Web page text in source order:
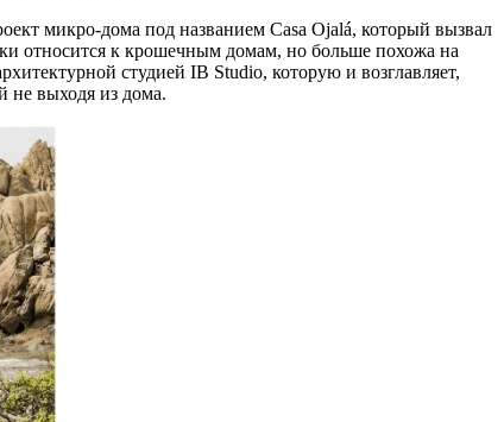
микро-дома под названием Casa Ojalá, который вызвал
относится к крошечным домам, но больше похожа на
студией IB Studio, которую и возглавляет,
не выходя из дома.